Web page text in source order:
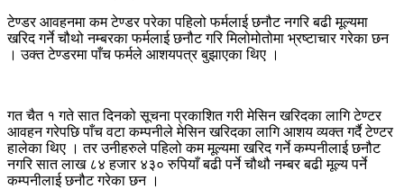
टेण्डर आवहनमा कम टेण्डर परेका पहिलो फर्मलाई छनौट नगरि बढी मूल्यमा
खरिद गर्ने चौथो नम्बरका फर्मलाई छनौट गरि मिलोमोतोमा भ्रष्टाचार गरेका छन
। उक्त टेण्डरमा पाँच फर्मले आशयपत्र बुझाएका थिए ।
गत चैत १ गते सात दिनको सूचना प्रकाशित गरी मेसिन खरिदका लागि टेण्टर
आवहन गरेपछि पाँच वटा कम्पनीले मेसिन खरिदका लागि आशय व्यक्त गर्दै टेण्टर
हालेका थिए । तर उनीहरुले पहिलो कम मूल्यमा खरिद गर्ने कम्पनीलाई छनौट
नगरि सात लाख ८४ हजार ४३० रुपियाँ बढी पर्ने चौथौ नम्बर बढी मूल्य पर्ने
कम्पनीलाई छनौट गरेका छन ।